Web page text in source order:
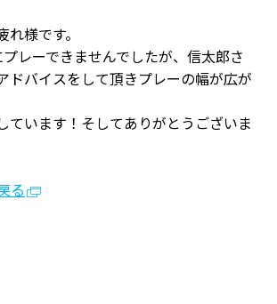
れ様です。
レーできませんでしたが、信太郎さ
ドバイスをして頂きプレーの幅が広が
ています！そしてありがとうございま
る